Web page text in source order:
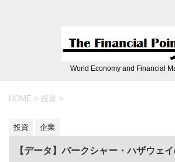
World Economy and Financial
HOME > 投資 >
投資 企業
【データ】バークシャー・ハザウェ